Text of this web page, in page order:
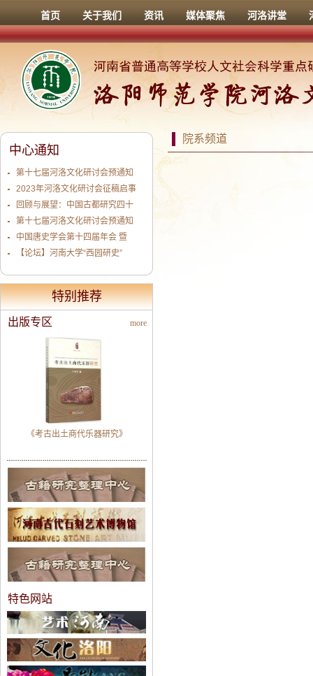
首页 关于我们 资讯 媒体聚焦 河洛讲堂
院系频道
中心通知
第十七届河洛文化研讨会预通知
2023年河洛文化研讨会征稿启事
回顾与展望：中国古都研究四十
第十七届河洛文化研讨会预通知
中国唐史学会第十四届年会 暨
【论坛】河南大学“西园研史”
特别推荐
more
出版专区
《考古出土商代乐器研究》
特色网站